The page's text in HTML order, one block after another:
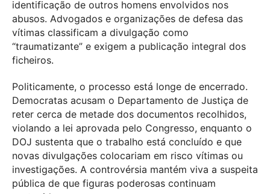
identificação de outros homens envolvidos nos
abusos. Advogados e organizações de defesa das
vítimas classificam a divulgação como
“traumatizante” e exigem a publicação integral dos
ficheiros.
Politicamente, o processo está longe de encerrado.
Democratas acusam o Departamento de Justiça de
reter cerca de metade dos documentos recolhidos,
violando a lei aprovada pelo Congresso, enquanto o
DOJ sustenta que o trabalho está concluído e que
novas divulgações colocariam em risco vítimas ou
investigações. A controvérsia mantém viva a suspeita
pública de que figuras poderosas continuam